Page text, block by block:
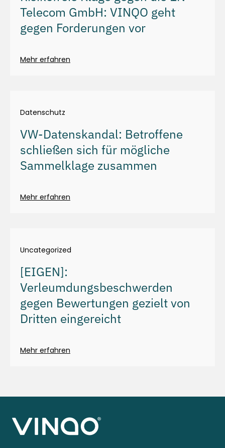
Telecom GmbH: VINQO geht
gegen Forderungen vor
Mehr erfahren
Datenschutz
VW-Datenskandal: Betroffene
schließen sich für mögliche
Sammelklage zusammen
Mehr erfahren
Uncategorized
[EIGEN]:
Verleumdungsbeschwerden
gegen Bewertungen gezielt von
Dritten eingereicht
Mehr erfahren